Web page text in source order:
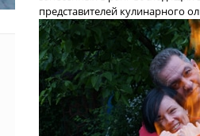
представителей кулинарного